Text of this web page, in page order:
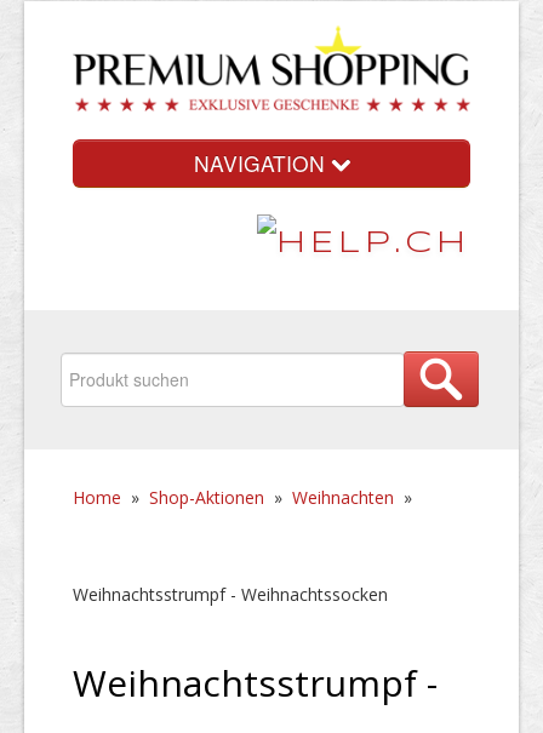
NAVIGATION
Home » Shop-Aktionen » Weihnachten »
Weihnachtsstrumpf - Weihnachtssocken
Weihnachtsstrumpf -